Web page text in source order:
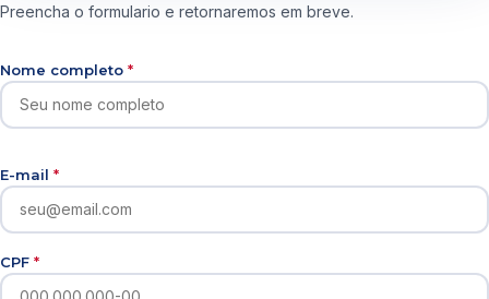
Preencha o formulario e retornaremos em breve.
Nome completo *
E-mail *
CPF *